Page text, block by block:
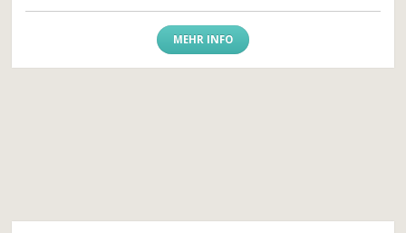
MEHR INFO